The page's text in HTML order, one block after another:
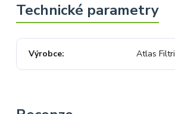
že i přes naši okamžitou reakci,
osobní telefonát a maximální snahu
náš obchod nedoporučujete. Věříme,
přesvědčit Vás o kvalitě našich
Výrobce Atlas Filtri